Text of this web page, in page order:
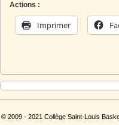
Actions :
Imprimer
© 2009 - 2021 Collège Saint-Louis